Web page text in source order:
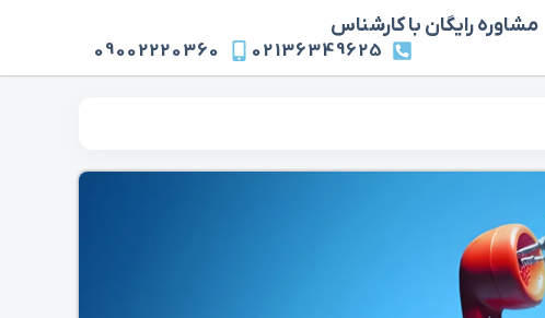
مشاوره رایگان با کارشناس
02136349625
09002220360